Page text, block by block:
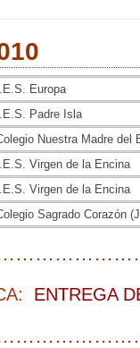
I.E.S. Europa
I.E.S. Padre Isla
Nuestra Madre del
I.E.S. Virgen de la Encina
I.E.S. Virgen de la Encina
Sagrado Corazón
ENTREGA